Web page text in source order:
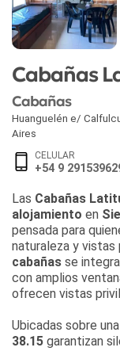
Cabañas
Cabañas
Huanguelén e/
Aires
CELULAR
+54 9
Las Cabañas
alojamiento en
pensada para
naturaleza y vistas
cabañas se
con amplios
ofrecen vistas
Ubicadas sobre
38.15 garantizan